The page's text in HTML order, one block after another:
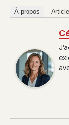
À propos